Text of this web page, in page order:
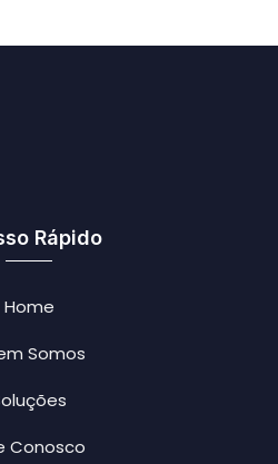
Rápido
Home
Somos
Conosco